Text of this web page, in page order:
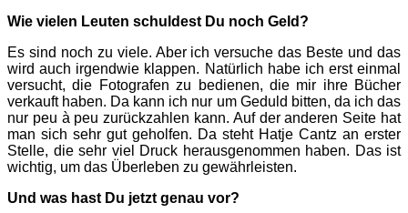
Wie vielen Leuten schuldest Du noch Geld?
Es sind noch zu viele. Aber ich versuche das Beste und das
wird auch irgendwie klappen. Natürlich habe ich erst einmal
versucht, die Fotografen zu bedienen, die mir ihre Bücher
verkauft haben. Da kann ich nur um Geduld bitten, da ich das
nur peu à peu zurückzahlen kann. Auf der anderen Seite hat
man sich sehr gut geholfen. Da steht Hatje Cantz an erster
Stelle, die sehr viel Druck herausgenommen haben. Das ist
wichtig, um das Überleben zu gewährleisten.
Und was hast Du jetzt genau vor?